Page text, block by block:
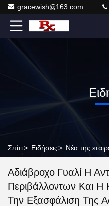
gracewish@163.com
Σπίτι> Ειδήσεις>
Αδιάβροχο Γυαλί Η
Περιβάλλοντων Και Η
Την Εξασφάλιση Της